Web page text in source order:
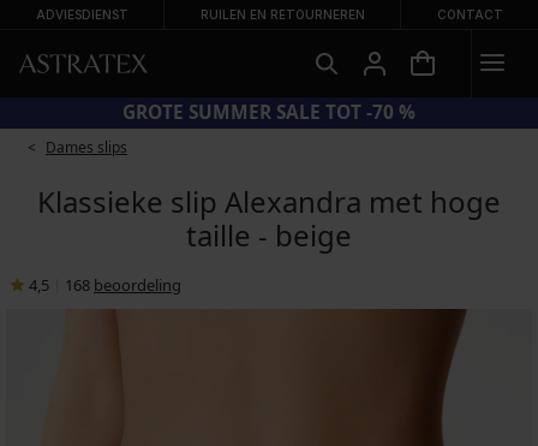
ADVIESDIENST RUILEN EN RETOURNEREN CONTACT
CODE SUN20 = EXTRA −20% OP AFGEPRIJSDE BADMODE
Dames slips
Klassieke slip Alexandra met hoge
taille - beige
4,5 168 beoordeling